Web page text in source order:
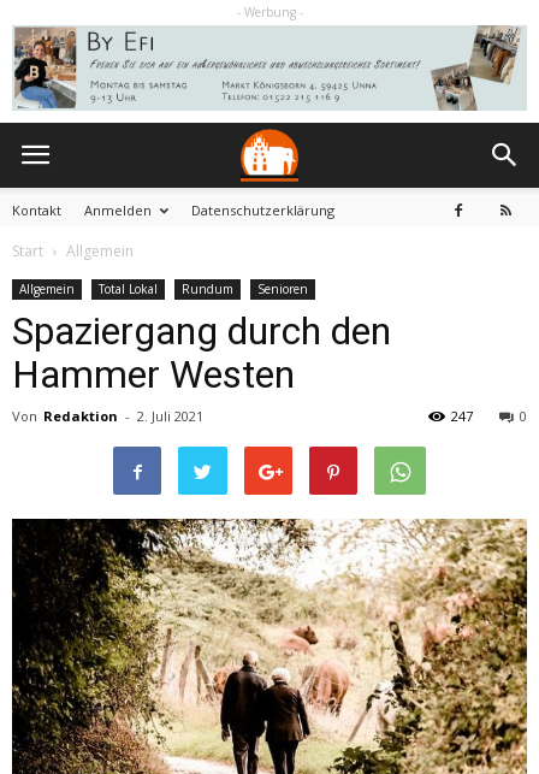
Kontakt Anmelden Datenschutzerklärung
- Werbung -
Start Allgemein
Allgemein Total Lokal Rundum Senioren
Spaziergang durch den
Hammer Westen
Von Redaktion - 2. Juli 2021 0
247